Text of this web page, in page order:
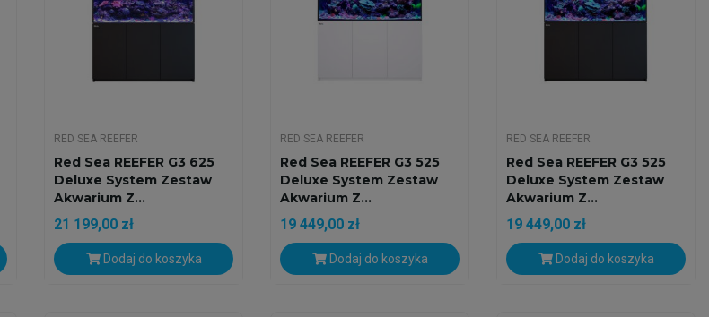
RED SEA REEFER
Red Sea REEFER G3 625
Deluxe System Zestaw
Akwarium Z...
21 199,00 zł
Dodaj do koszyka
RED SEA REEFER
Red Sea REEFER G3 525
Deluxe System Zestaw
Akwarium Z...
19 449,00 zł
Dodaj do koszyka
RED SEA REEFER
Red Sea REEFER G3 525
Deluxe System Zestaw
Akwarium Z...
19 449,00 zł
Dodaj do koszyka